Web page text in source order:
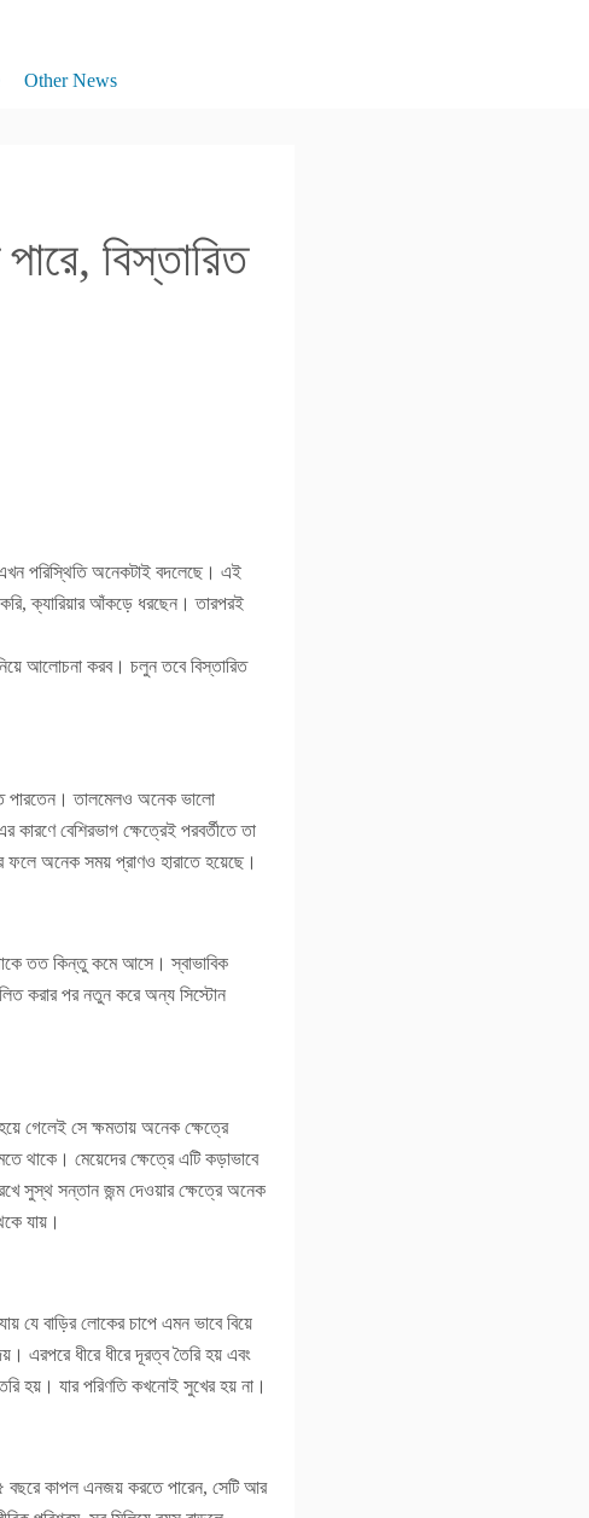
Other News
বিস্তারিত
পরিস্থিতি অনেকটাই বদলেছে। এই
ক্যারিয়ার আঁকড়ে ধরছেন। তারপরই
আলোচনা করব। চলুন তবে বিস্তারিত
পারতেন। তালমেলও অনেক ভালো
কারণে বেশিরভাগ ক্ষেত্রেই পরবর্তীতে তা
ফলে অনেক সময় প্রাণও হারাতে হয়েছে।
তত কিন্তু কমে আসে। স্বাভাবিক
করার পর নতুন করে অন্য সিস্টোন
গেলেই সে ক্ষমতায় অনেক ক্ষেত্রে
থাকে। মেয়েদের ক্ষেত্রে এটি কড়াভাবে
সুস্থ সন্তান জন্ম দেওয়ার ক্ষেত্রে অনেক
যায়।
যে বাড়ির লোকের চাপে এমন ভাবে বিয়ে
এরপরে ধীরে ধীরে দূরত্ব তৈরি হয় এবং
হয়। যার পরিণতি কখনোই সুখের হয় না।
বছরে কাপল এনজয় করতে পারেন, সেটি আর